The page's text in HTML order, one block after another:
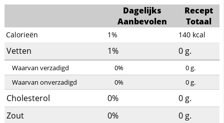
Dagelijks
Aanbevolen
Recept
Totaal
Calorieën 1% 140 kcal
Vetten 1% 0 g.
Waarvan verzadigd 0% 0g.
Waarvan onverzadigd
0% 0g.
Cholesterol 0% 0 g.
Zout
0% 0 g.